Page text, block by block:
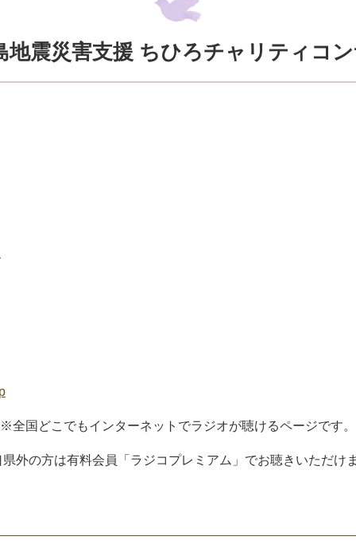
地震災害支援 ちひろチャリティコ
※全国どこでもインターネットでラジオが聴けるページです。
県外の方は有料会員「ラジコプレミアム」でお聴きいただけ